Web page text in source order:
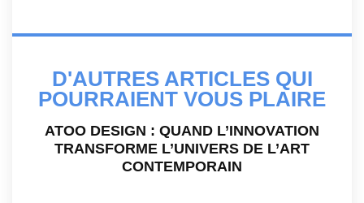
D'AUTRES ARTICLES QUI
POURRAIENT VOUS PLAIRE
ATOO DESIGN : QUAND L’INNOVATION
TRANSFORME L’UNIVERS DE L’ART
CONTEMPORAIN